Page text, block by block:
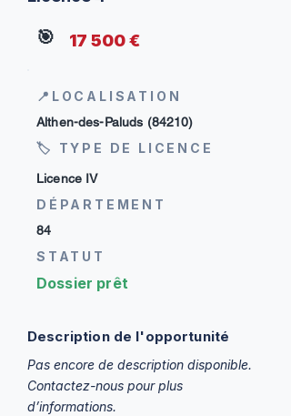
🎯 17 500 €
📍LOCALISATION
Althen-des-Paluds (84210)
🏷 TYPE DE LICENCE
Licence IV
DÉPARTEMENT
84
STATUT
Dossier prêt
Description de l'opportunité
Pas encore de description disponible.
Contactez-nous pour plus
d’informations.